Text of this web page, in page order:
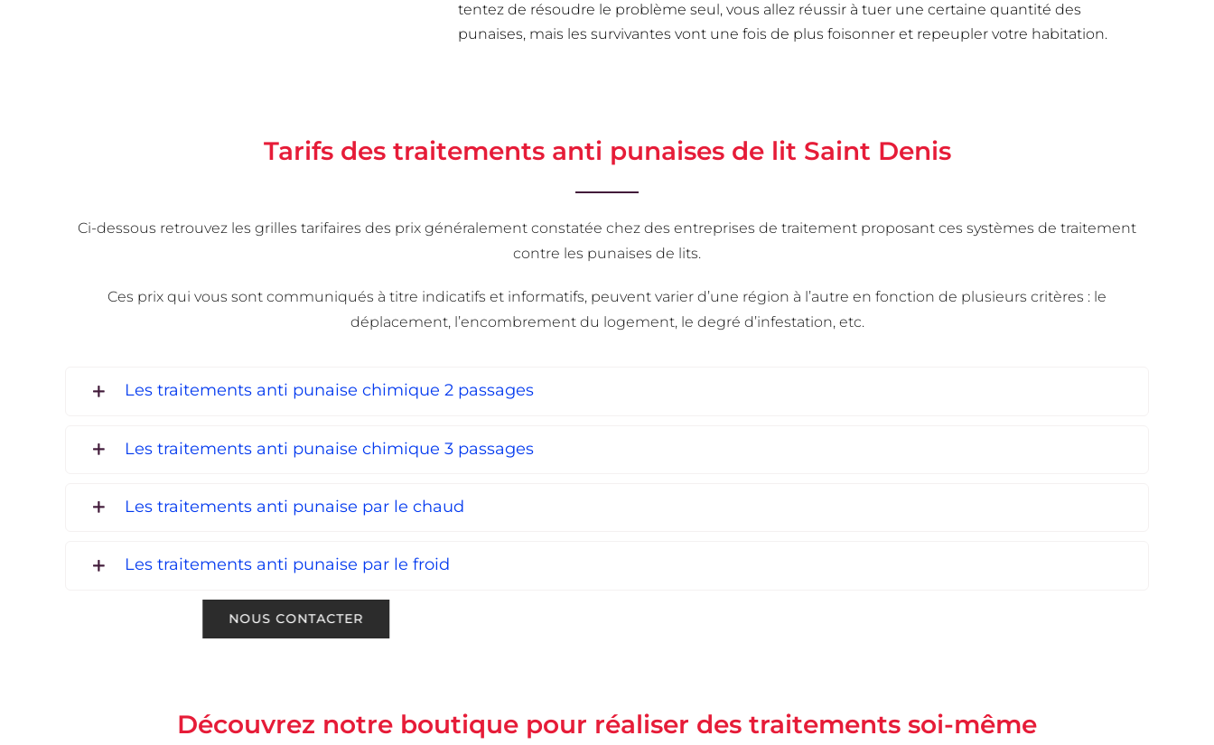
tentez de résoudre le problème seul, vous allez réussir à tuer une certaine quantité des
punaises, mais les survivantes vont une fois de plus foisonner et repeupler votre habitation.
Tarifs des traitements anti punaises de lit Saint Denis
Ci-dessous retrouvez les grilles tarifaires des prix généralement constatée chez des entreprises de traitement proposant ces systèmes de traitement
contre les punaises de lits.
Ces prix qui vous sont communiqués à titre indicatifs et informatifs, peuvent varier d’une région à l’autre en fonction de plusieurs critères : le
déplacement, l’encombrement du logement, le degré d’infestation, etc.
Les traitements anti punaise chimique 2 passages
Les traitements anti punaise chimique 3 passages
Les traitements anti punaise par le chaud
Les traitements anti punaise par le froid
Découvrez notre boutique pour réaliser des traitements soi-même